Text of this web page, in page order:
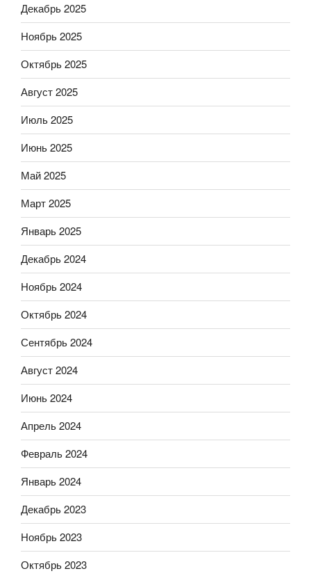
Декабрь 2025
Ноябрь 2025
Октябрь 2025
Август 2025
Июль 2025
Июнь 2025
Май 2025
Март 2025
Январь 2025
Декабрь 2024
Ноябрь 2024
Октябрь 2024
Сентябрь 2024
Август 2024
Июнь 2024
Апрель 2024
Февраль 2024
Январь 2024
Декабрь 2023
Ноябрь 2023
Октябрь 2023